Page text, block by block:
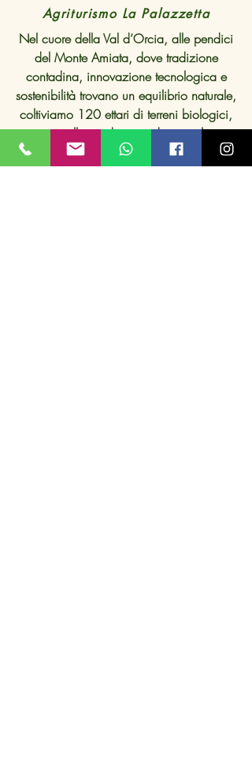
Agriturismo La Palazzetta
Nel cuore della Val d’Orcia, alle pendici
del Monte Amiata, dove tradizione
contadina, innovazione tecnologica e
sostenibilità trovano un equilibrio naturale,
coltiviamo 120 ettari di terreni biologici,
vocati alla produzione di uva, olive,
cereali antichi, legumi e ortaggi.